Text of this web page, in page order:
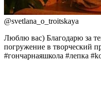
@svetlana_o_troitskaya
Люблю вас) Благодарю за
погружение в творческий
#гончарнаяшкола #лепка